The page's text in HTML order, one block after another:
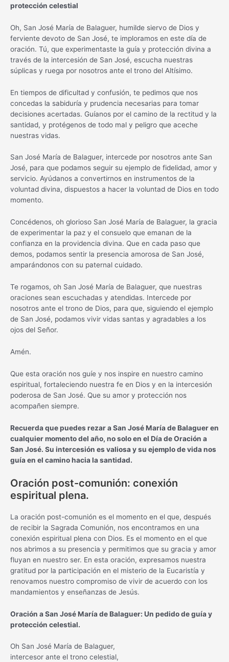
protección celestial
Oh, San José María de Balaguer, humilde siervo de Dios y
ferviente devoto de San José, te imploramos en este día de
oración. Tú, que experimentaste la guía y protección divina a
través de la intercesión de San José, escucha nuestras
súplicas y ruega por nosotros ante el trono del Altísimo.
En tiempos de dificultad y confusión, te pedimos que nos
concedas la sabiduría y prudencia necesarias para tomar
decisiones acertadas. Guíanos por el camino de la rectitud y la
santidad, y protégenos de todo mal y peligro que aceche
nuestras vidas.
San José María de Balaguer, intercede por nosotros ante San
José, para que podamos seguir su ejemplo de fidelidad, amor y
servicio. Ayúdanos a convertirnos en instrumentos de la
voluntad divina, dispuestos a hacer la voluntad de Dios en todo
momento.
Concédenos, oh glorioso San José María de Balaguer, la gracia
de experimentar la paz y el consuelo que emanan de la
confianza en la providencia divina. Que en cada paso que
demos, podamos sentir la presencia amorosa de San José,
amparándonos con su paternal cuidado.
Te rogamos, oh San José María de Balaguer, que nuestras
oraciones sean escuchadas y atendidas. Intercede por
nosotros ante el trono de Dios, para que, siguiendo el ejemplo
de San José, podamos vivir vidas santas y agradables a los
ojos del Señor.
Amén.
Que esta oración nos guíe y nos inspire en nuestro camino
espiritual, fortaleciendo nuestra fe en Dios y en la intercesión
poderosa de San José. Que su amor y protección nos
acompañen siempre.
Recuerda que puedes rezar a San José María de Balaguer en
cualquier momento del año, no solo en el Día de Oración a
San José. Su intercesión es valiosa y su ejemplo de vida nos
guía en el camino hacia la santidad.
Oración post-comunión: conexión
espiritual plena.
La oración post-comunión es el momento en el que, después
de recibir la Sagrada Comunión, nos encontramos en una
conexión espiritual plena con Dios. Es el momento en el que
nos abrimos a su presencia y permitimos que su gracia y amor
fluyan en nuestro ser. En esta oración, expresamos nuestra
gratitud por la participación en el misterio de la Eucaristía y
renovamos nuestro compromiso de vivir de acuerdo con los
mandamientos y enseñanzas de Jesús.
Oración a San José María de Balaguer: Un pedido de guía y
protección celestial.
Oh San José María de Balaguer,
intercesor ante el trono celestial,